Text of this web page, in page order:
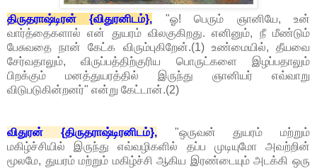
திருதராஷ்டிரன் {விதுரனிடம்}, "ஓ! பெரும் ஞானியே, உன்
வார்த்தைகளால் என் துயரம் விலகுகிறது. எனினும், நீ மீண்டும்
பேசுவதை நான் கேட்க விரும்புகிறேன்.(1) உண்மையில், தீயவை
சேர்வதாலும், விருப்பத்திற்குரிய பொருட்களை இழப்பதாலும்
பிறக்கும் மனத்துயரத்தில் இருந்து ஞானியர் எவ்வாறு
விடுபடுகின்றனர்" என்று கேட்டான்.(2)
விதுரன் {திருதராஷ்டிரனிடம்},"ஒருவன் துயரம் மற்றும்
மகிழ்ச்சியில் இருந்து எவ்வழிகளில் தப்ப முடியுமோ அவற்றின்
மூலமே, துயரம் மற்றும் மகிழ்ச்சி ஆகிய இரண்டையும் அடக்கி ஒரு